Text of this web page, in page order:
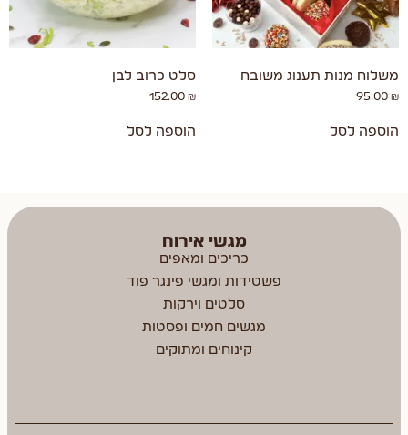
משלוח מנות תענוג משובח
95.00 ₪
הוספה לסל
סלט כרוב לבן
152.00₪
הוספה לסל
מגשי אירוח
כריכים ומאפים
פשטידות ומגשי פינגר פוד
סלטים וירקות
מגשים חמים ופסטות
קינוחים ומתוקים